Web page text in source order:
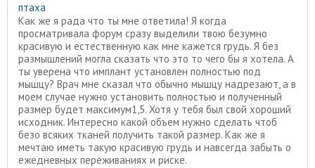
птаха
Как же я рада что ты мне ответила! Я когда
просматривала форум сразу выделили твою безумно
красивую и естественную как мне кажется грудь. Я без
размышлений могла сказать что это то чего бы я хотела. А
ты уверена что имплант установлен полностью под
мышцу? Врач мне сказал что обычно мышцу надрезают, а в
моем случае нужно установить полностью и полученный
размер будет максимум1,5. Хотя у тебя был свой хороший
исходник. Интересно какой объем нужно сделать чтоб
безо всяких тканей получить такой размер. Как же я
мечтаю иметь такую красивую грудь и навсегда забыть о
ежедневных переживаниях и риске.